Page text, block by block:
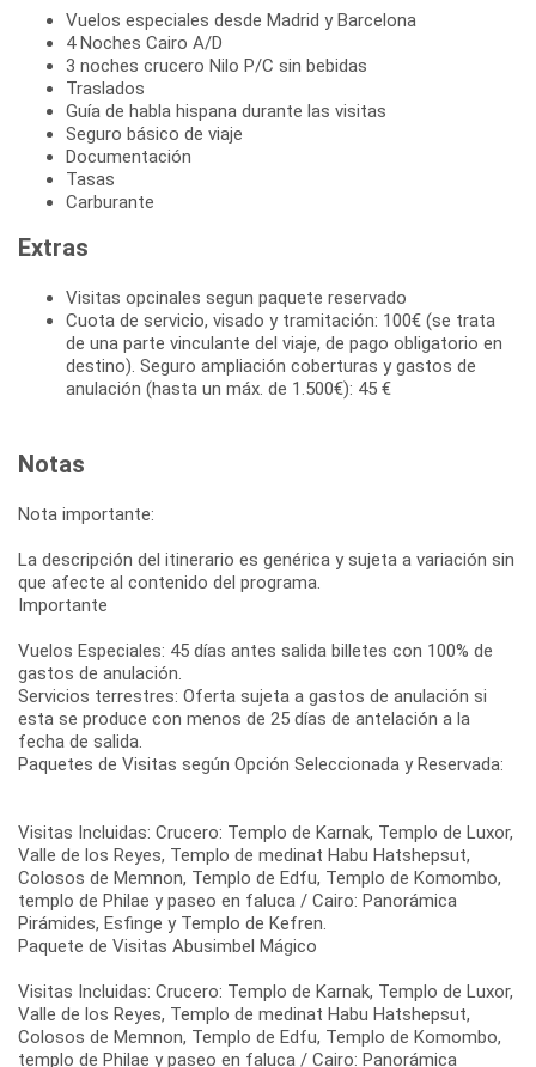
Vuelos especiales desde Madrid y Barcelona
4 Noches Cairo A/D
3 noches crucero Nilo P/C sin bebidas
Traslados
Guía de habla hispana durante las visitas
Seguro básico de viaje
Documentación
Tasas
Carburante
Extras
Visitas opcinales segun paquete reservado
Cuota de servicio, visado y tramitación: 100€ (se trata
de una parte vinculante del viaje, de pago obligatorio en
destino). Seguro ampliación coberturas y gastos de
anulación (hasta un máx. de 1.500€): 45 €
Notas
Nota importante:
La descripción del itinerario es genérica y sujeta a variación sin
que afecte al contenido del programa.
Importante
Vuelos Especiales: 45 días antes salida billetes con 100% de
gastos de anulación.
Servicios terrestres: Oferta sujeta a gastos de anulación si
esta se produce con menos de 25 días de antelación a la
fecha de salida.
Paquetes de Visitas según Opción Seleccionada y Reservada:
Visitas Incluidas: Crucero: Templo de Karnak, Templo de Luxor,
Valle de los Reyes, Templo de medinat Habu Hatshepsut,
Colosos de Memnon, Templo de Edfu, Templo de Komombo,
templo de Philae y paseo en faluca / Cairo: Panorámica
Pirámides, Esfinge y Templo de Kefren.
Paquete de Visitas Abusimbel Mágico
Visitas Incluidas: Crucero: Templo de Karnak, Templo de Luxor,
Valle de los Reyes, Templo de medinat Habu Hatshepsut,
Colosos de Memnon, Templo de Edfu, Templo de Komombo,
templo de Philae y paseo en faluca / Cairo: Panorámica